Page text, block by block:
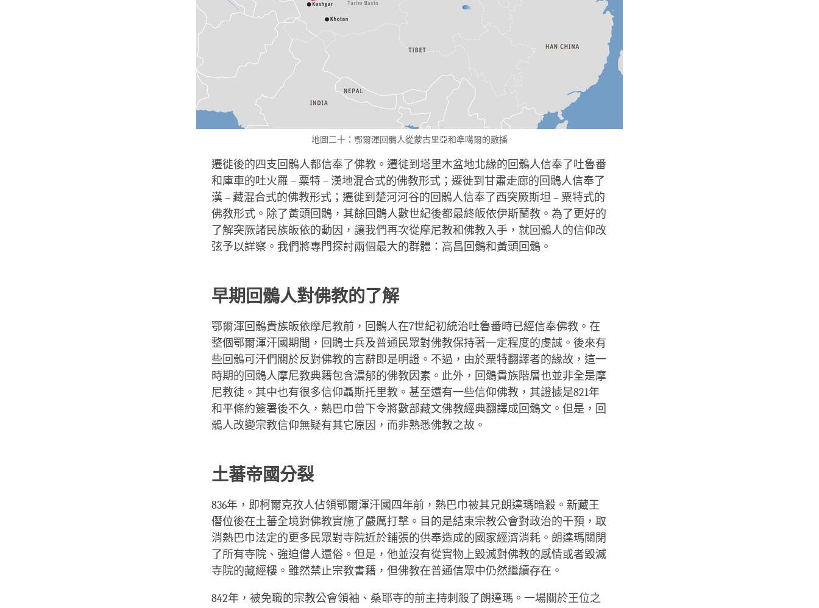
地圖二十：鄂爾渾回鶻人從蒙古里亞和準噶爾的散播
遷徙後的四支回鶻人都信奉了佛教。遷徙到塔里木盆地北緣的回鶻人信奉了吐魯番
和庫車的吐火羅 – 粟特 – 漢地混合式的佛教形式；遷徙到甘肅走廊的回鶻人信奉了
漢 – 藏混合式的佛教形式；遷徙到楚河河谷的回鶻人信奉了西突厥斯坦 – 粟特式的
佛教形式。除了黃頭回鶻，其餘回鶻人數世紀後都最終皈依伊斯蘭教。為了更好的
了解突厥諸民族皈依的動因，讓我們再次從摩尼教和佛教入手，就回鶻人的信仰改
弦予以詳察。我們將專門探討兩個最大的群體：高昌回鶻和黃頭回鶻。
早期回鶻人對佛教的了解
鄂爾渾回鶻貴族皈依摩尼教前，回鶻人在7世紀初統治吐魯番時已經信奉佛教。在
整個鄂爾渾汗國期間，回鶻士兵及普通民眾對佛教保持著一定程度的虔誠。後來有
些回鶻可汗們關於反對佛教的言辭即是明證。不過，由於粟特翻譯者的緣故，這一
時期的回鶻人摩尼教典籍包含濃郁的佛教因素。此外，回鶻貴族階層也並非全是摩
尼教徒。其中也有很多信仰聶斯托里教。甚至還有一些信仰佛教，其證據是821年
和平條約簽署後不久，熱巴巾曾下令將數部藏文佛教經典翻譯成回鶻文。但是，回
鶻人改變宗教信仰無疑有其它原因，而非熟悉佛教之故。
土蕃帝國分裂
836年，即柯爾克孜人佔領鄂爾渾汗國四年前，熱巴巾被其兄朗達瑪暗殺。新藏王
僭位後在土蕃全境對佛教實施了嚴厲打擊。目的是結束宗教公會對政治的干預，取
消熱巴巾法定的更多民眾對寺院近於鋪張的供奉造成的國家經濟消耗。朗達瑪關閉
了所有寺院、強迫僧人還俗。但是，他並沒有從實物上毀滅對佛教的感情或者毀滅
寺院的藏經樓。雖然禁止宗教書籍，但佛教在普通信眾中仍然繼續存在。
842年，被免職的宗教公會領袖、桑耶寺的前主持刺殺了朗達瑪。一場關於王位之